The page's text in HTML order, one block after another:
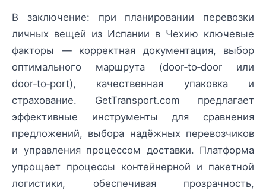
В заключение: при планировании перевозки
личных вещей из Испании в Чехию ключевые
факторы — корректная документация, выбор
оптимального маршрута (door‑to‑door или
door‑to‑port), качественная упаковка и
страхование. GetTransport.com предлагает
эффективные инструменты для сравнения
предложений, выбора надёжных перевозчиков
и управления процессом доставки. Платформа
упрощает процессы контейнерной и пакетной
логистики, обеспечивая прозрачность,